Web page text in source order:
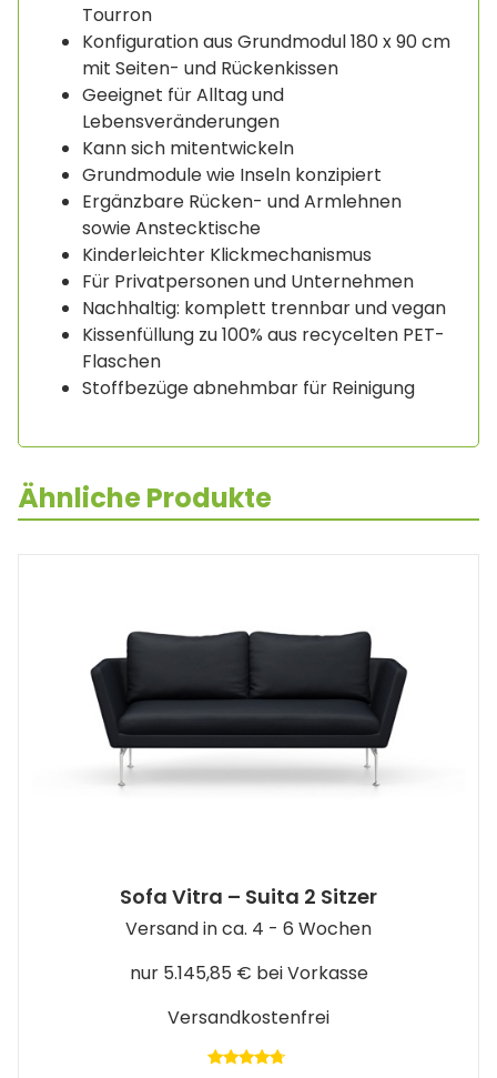
Tourron
Konfiguration aus Grundmodul 180 x 90 cm
mit Seiten- und Rückenkissen
Geeignet für Alltag und
Lebensveränderungen
Kann sich mitentwickeln
Grundmodule wie Inseln konzipiert
Ergänzbare Rücken- und Armlehnen
sowie Anstecktische
Kinderleichter Klickmechanismus
Für Privatpersonen und Unternehmen
Nachhaltig: komplett trennbar und vegan
Kissenfüllung zu 100% aus recycelten PET-
Flaschen
Stoffbezüge abnehmbar für Reinigung
Ähnliche Produkte
Sofa Vitra – Suita 2 Sitzer
Versand in ca. 4 - 6 Wochen
nur 5.145,85 € bei Vorkasse
Versandkostenfrei